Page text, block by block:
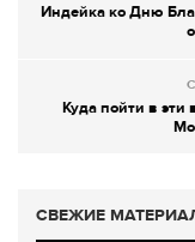
Индейка ко Дню
Куда пойти в
СВЕЖИЕ